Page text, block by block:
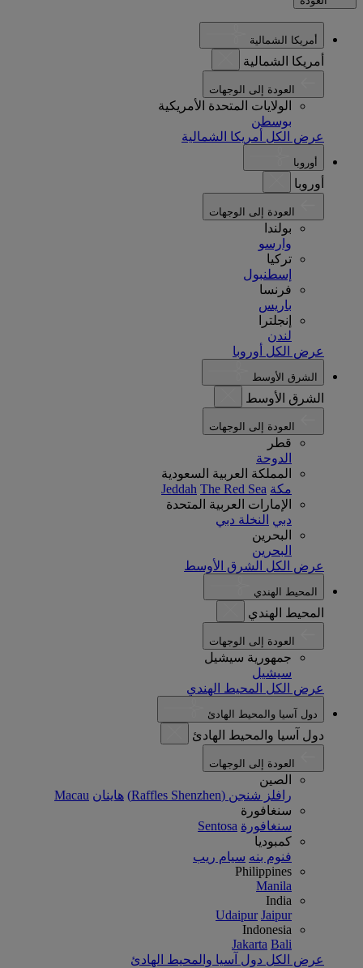
أمريكا الشمالية
أمريكا الشمالية
الولايات المتحدة الأمريكية
بوسطن
عرض الكل أمريكا الشمالية
أوروبا
أوروبا
بولندا
وارسو
تركيا
إسطنبول
فرنسا
باريس
إنجلترا
لندن
عرض الكل أوروبا
الشرق الأوسط
الشرق الأوسط
قطر
الدوحة
المملكة العربية السعودية
مكة
Jeddah The Red Sea
الإمارات العربية المتحدة
دبي النخلة دبي
البحرين
البحرين
عرض الكل الشرق الأوسط
المحيط الهندي
المحيط الهندي
جمهورية سيشيل
سيشيل
عرض الكل المحيط الهندي
دول آسيا والمحيط الهادئ
دول آسيا والمحيط الهادئ
الصين
رافلز شنجن (Raffles Shenzhen)
هاينان Macau
سنغافورة
سنغافورة Sentosa
كمبوديا
فنوم بنه سيام ريب
Philippines
Manila
India
Udaipur Jaipur
Indonesia
Jakarta Bali
عرض الكل دول آسيا والمحيط الهادئ